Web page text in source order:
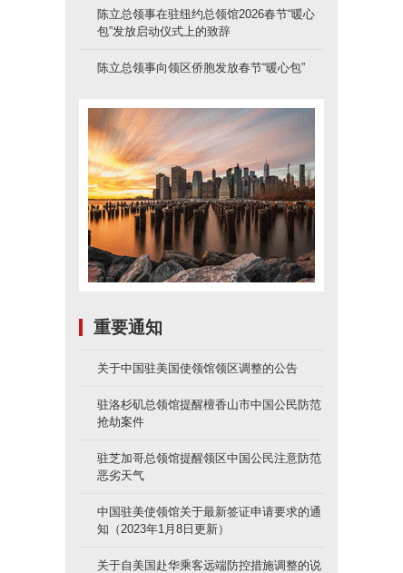
陈立总领事在驻纽约总领馆2026春节“暖心
包”发放启动仪式上的致辞
陈立总领事向领区侨胞发放春节“暖心包”
重要通知
关于中国驻美国使领馆领区调整的公告
驻洛杉矶总领馆提醒檀香山市中国公民防范
抢劫案件
驻芝加哥总领馆提醒领区中国公民注意防范
恶劣天气
中国驻美使领馆关于最新签证申请要求的通
知（2023年1月8日更新）
关于自美国赴华乘客远端防控措施调整的说